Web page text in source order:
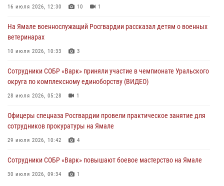
праздником
Сотрудники СОБР «Варк» повышают боевое мастерство на Ямале
30 июля 2026, 09:34 1
Офицеры спецназа Росгвардии провели практическое занятие для
сотрудников прокуратуры на Ямале
29 июля 2026, 10:42 4
16 июля 2026, 12:30 10 1
На Ямале военнослужащий Росгвардии рассказал детям о военных
ветеринарах
10 июля 2026, 10:33 3
Сотрудники СОБР «Варк» приняли участие в чемпионате Уральского
округа по комплексному единоборству (ВИДЕО)
28 июля 2026, 05:28 1
Офицеры спецназа Росгвардии провели практическое занятие для
сотрудников прокуратуры на Ямале
29 июля 2026, 10:42 4
Сотрудники СОБР «Варк» повышают боевое мастерство на Ямале
30 июля 2026, 09:34 1